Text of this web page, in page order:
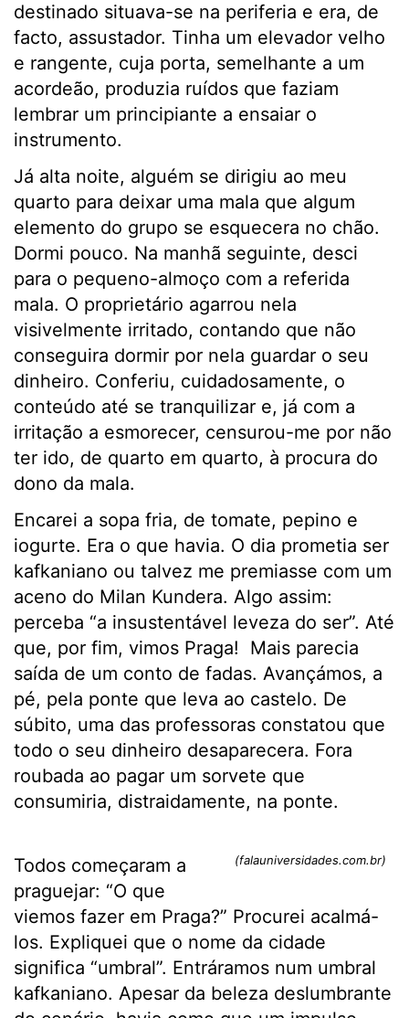
destinado situava-se na periferia e era, de
facto, assustador. Tinha um elevador velho
e rangente, cuja porta, semelhante a um
acordeão, produzia ruídos que faziam
lembrar um principiante a ensaiar o
instrumento.
Já alta noite, alguém se dirigiu ao meu
quarto para deixar uma mala que algum
elemento do grupo se esquecera no chão.
Dormi pouco. Na manhã seguinte, desci
para o pequeno-almoço com a referida
mala. O proprietário agarrou nela
visivelmente irritado, contando que não
conseguira dormir por nela guardar o seu
dinheiro. Conferiu, cuidadosamente, o
conteúdo até se tranquilizar e, já com a
irritação a esmorecer, censurou-me por não
ter ido, de quarto em quarto, à procura do
dono da mala.
Encarei a sopa fria, de tomate, pepino e
iogurte. Era o que havia. O dia prometia ser
kafkaniano ou talvez me premiasse com um
aceno do Milan Kundera. Algo assim:
perceba “a insustentável leveza do ser”. Até
que, por fim, vimos Praga! Mais parecia
saída de um conto de fadas. Avançámos, a
pé, pela ponte que leva ao castelo. De
súbito, uma das professoras constatou que
todo o seu dinheiro desaparecera. Fora
roubada ao pagar um sorvete que
consumiria, distraidamente, na ponte.
(falauniversidades.com.br)
Todos começaram a
praguejar: “O que
viemos fazer em Praga?” Procurei acalmá-
los. Expliquei que o nome da cidade
significa “umbral”. Entráramos num umbral
kafkaniano. Apesar da beleza deslumbrante